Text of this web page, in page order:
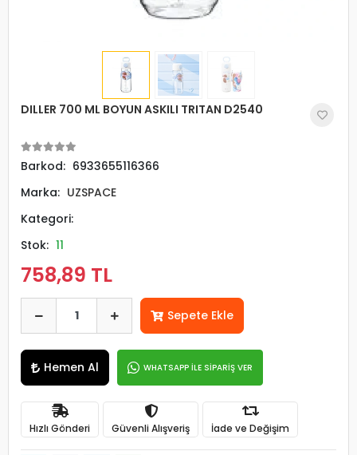
DILLER 700 ML BOYUN ASKILI TRITAN D2540
Barkod: 6933655116366
Marka: UZSPACE
Kategori:
Stok: 11
758,89 TL
Sepete Ekle
Hemen Al WHATSAPP İLE SİPARİŞ VER
Hızlı Gönderi Güvenli Alışveriş İade ve Değişim